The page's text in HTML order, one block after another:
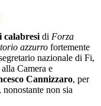
calabresi di Forza
azzurro fortemente
nazionale di Fi,
Camera e
Cannizzaro, per
non sia